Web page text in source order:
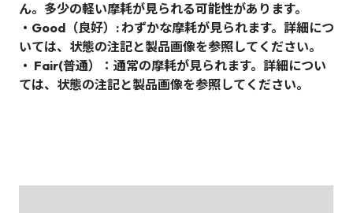
ん。多少の軽い摩耗が見られる可能性があります。
・Good（良好）: わずかな摩耗が見られます。詳細につ
いては、状態の注記と製品画像を参照してください。
・ Fair(普通）：通常の摩耗が見られます。詳細につい
ては、状態の注記と製品画像を参照してください。